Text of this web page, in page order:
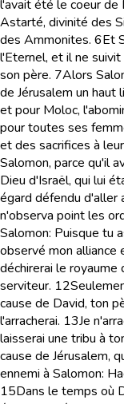
l'avait été le coeur de
Astarté, divinité des
des Ammonites. 6Et
l'Eternel, et il ne
son père. 7Alors
de Jérusalem un haut
et pour Moloc,
pour toutes ses
et des sacrifices à
Salomon, parce qu'il
Dieu d'Israël, qui lui
égard défendu d'aller
n'observa point les
Salomon: Puisque tu
observé mon alliance
déchirerai le
serviteur. 12
cause de David, ton
l'arracherai. 13Je
laisserai une tribu à
cause de Jérusalem,
ennemi à Salomon:
15Dans le temps où